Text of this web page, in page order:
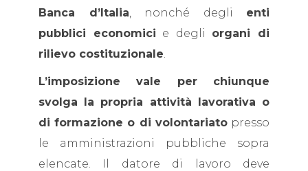
Banca d’Italia, nonché degli enti
pubblici economici e degli organi di
rilievo costituzionale.
L’imposizione vale per chiunque
svolga la propria attività lavorativa o
di formazione o di volontariatopresso
le amministrazioni pubbliche sopra
elencate. Il datore di lavoro deve